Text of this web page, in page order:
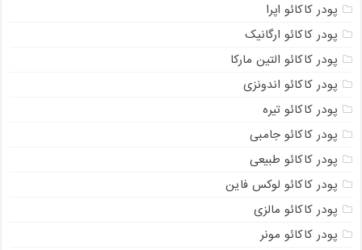
پودر کاکائو اپرا
پودر کاکائو ارگانیک
پودر کاکائو التین مارکا
پودر کاکائو اندونزی
پودر کاکائو تیره
پودر کاکائو جامبی
پودر کاکائو طبیعی
پودر کاکائو لوکس فاین
پودر کاکائو مالزی
پودر کاکائو مونر